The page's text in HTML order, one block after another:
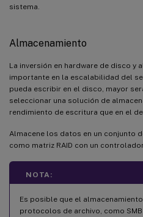
sistema.
Almacenamiento
La inversión en hardware de disco y
importante en la escalabilidad del
pueda escribir en el disco, mayor
seleccionar una solución de
rendimiento de escritura que en el
Almacene los datos en un conjunto
como matriz RAID con un
NOTA:
Es posible que el
protocolos de archivo, como